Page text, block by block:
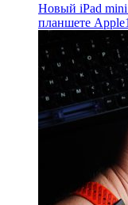
Новый iPad mini
планшете Apple